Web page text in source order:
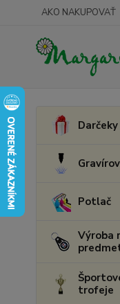
AKO NAKUPOVAŤ
Darčeky
Potlač
Výroba
trofeje